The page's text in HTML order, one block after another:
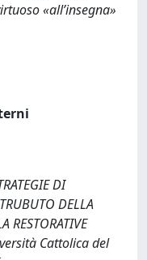
«all’insegna»
DI
DELLA
RESTORATIVE
Cattolica del